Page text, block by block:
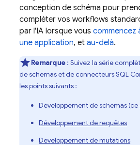
conception de schéma pour
compléter vos workflows
par l'IA lorsque vous commencez
une application, et au-delà.
Remarque : Suivez la série
de schémas et de connecteursSQL
les points suivants :
Développement de schémas (ce
Développement de requêtes
Développement de mutations